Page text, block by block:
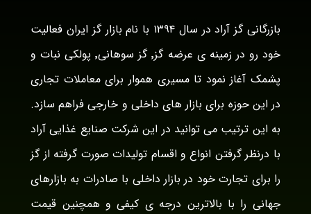
بازرگانی گز آراد در سال ۱۳۹۴ با نام بازار گز ایران فعالیت
خود رو در زمینه ی عرضه گز٬ گز سوهانی٬ پولکی نبات و
پشمک آغاز نمود تا مسیری هموار برای معاملات تجاری
در این حوزه برای بازار های داخلی و خارجی فراهم سازد.
به این ترتیب می توانید در این شرکت صنایع غذایی آراد
با درنظر گرفتن انواع و اقسام تولیدات صورت گرفته از گز
را برای تجارت خود در بازار داخلی با صادرات به بازارهای
جهانی را با بالاترین درجه ی کیفی و همچنین قیمت